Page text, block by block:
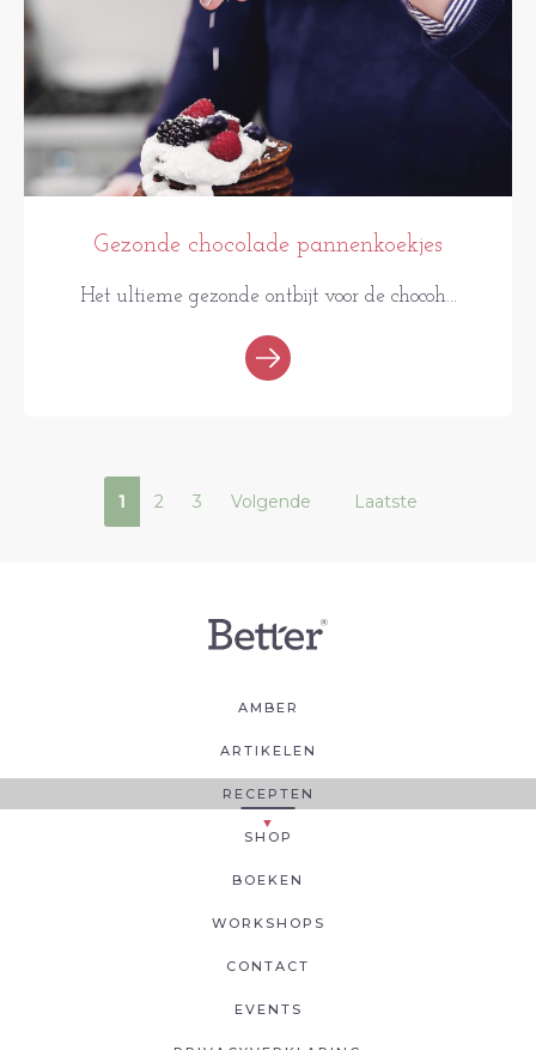
Gezonde chocolade pannenkoekjes
Het ultieme gezonde ontbijt voor de chocoh...
1 2 3 Volgende Laatste
AMBER
ARTIKELEN
RECEPTEN
SHOP
BOEKEN
WORKSHOPS
CONTACT
EVENTS